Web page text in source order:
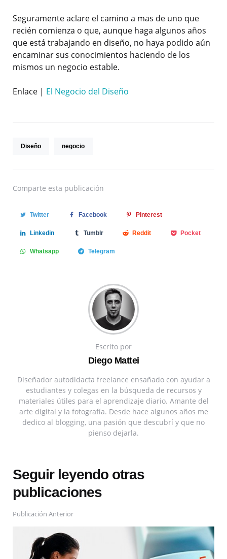
Seguramente aclare el camino a mas de uno que
recién comienza o que, aunque haga algunos años
que está trabajando en diseño, no haya podido aún
encaminar sus conocimientos haciendo de los
mismos un negocio estable.
Enlace | El Negocio del Diseño
Diseño negocio
Comparte esta publicación
Twitter Facebook Pinterest
Linkedin Tumblr Reddit Pocket
Whatsapp Telegram
Escrito por
Diego Mattei
Diseñador autodidacta freelance ensañado con ayudar a
estudiantes y colegas en la búsqueda de recursos y
materiales útiles para el aprendizaje diario. Amante del
arte digital y la fotografía. Desde hace algunos años me
dedico al blogging, una pasión que descubrí y que no
pienso dejarla.
Seguir leyendo otras
publicaciones
Publicación Anterior